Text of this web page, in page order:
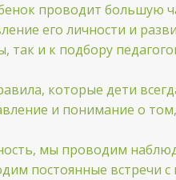
проводит большую
его личности и
и к подбору
которые дети
и понимание о
мы проводим
постоянные встречи с